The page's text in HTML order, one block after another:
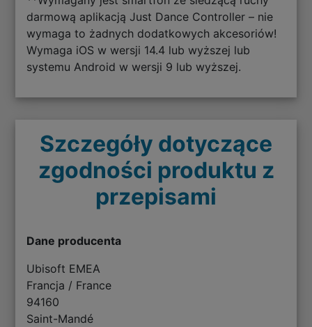
darmową aplikacją Just Dance Controller – nie
wymaga to żadnych dodatkowych akcesoriów!
Wymaga iOS w wersji 14.4 lub wyższej lub
systemu Android w wersji 9 lub wyższej.
Szczegóły dotyczące
zgodności produktu z
przepisami
Dane producenta
Ubisoft EMEA
Francja / France
94160
Saint-Mandé